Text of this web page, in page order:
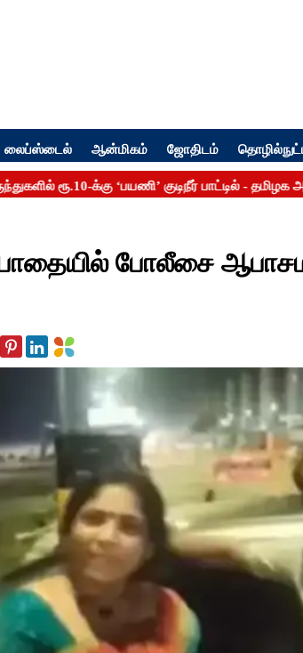
லைப்ஸ்டைல் ஆன்மிகம் ஜோதிடம்
போலீசை